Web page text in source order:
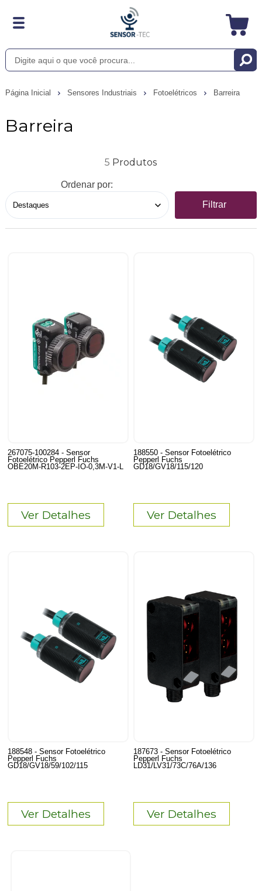
Página Inicial Sensores Industriais Fotoelétricos Barreira
Barreira
5
Ordenar por:
Filtrar
267075-100284 - Sensor
Fotoelétrico Pepperl Fuchs
OBE20M-R103-2EP-IO-0,3M-V1-L
Ver Detalhes
188550 - Sensor Fotoelétrico
Pepperl Fuchs
GD18/GV18/115/120
Ver Detalhes
188548 - Sensor Fotoelétrico
Pepperl Fuchs
GD18/GV18/59/102/115
Ver Detalhes
187673 - Sensor Fotoelétrico
Pepperl Fuchs
LD31/LV31/73C/76A/136
Ver Detalhes